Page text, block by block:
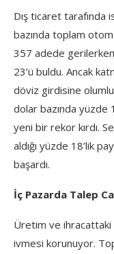
Dış ticaret
bazında toplam
357 adede
23’ü buldu. Ancak
döviz girdisine
dolar bazında yüzde
yeni bir rekor kırdı.
aldığı yüzde 18’lik
başardı.
İç Pazarda Talep
Üretim ve ihracattaki
ivmesi korunuyor.